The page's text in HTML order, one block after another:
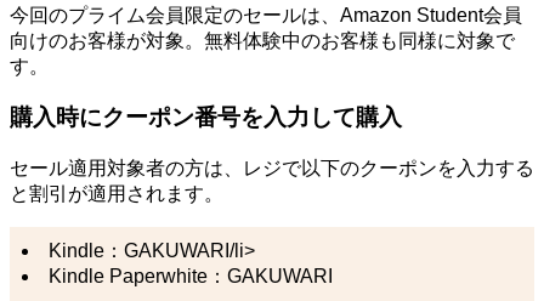
今回のプライム会員限定のセールは、Amazon Student会員
向けのお客様が対象。無料体験中のお客様も同様に対象で
す。
購入時にクーポン番号を入力して購入
セール適用対象者の方は、レジで以下のクーポンを入力する
と割引が適用されます。
Kindle：GAKUWARI/li>
Kindle Paperwhite：GAKUWARI